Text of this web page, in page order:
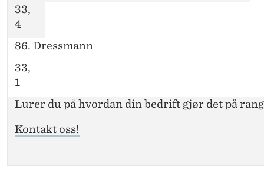
33,
4
86. Dressmann
33,
1
Lurer du på hvordan din bedrift gjør det på
Kontakt oss!